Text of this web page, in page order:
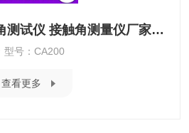
CA200全自动水滴角测试仪 接触角测量仪厂家直供
型号：CA200
查看更多